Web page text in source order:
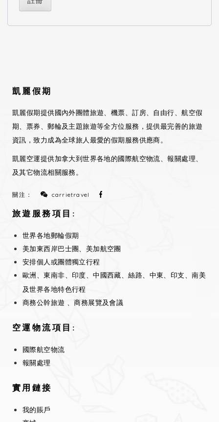
凱麗假期
凱麗假期提供國內外團體旅遊、機票、訂房、自由行、航空假
期、票券、郵輪及主題旅遊等全方位服務，提供最完善的旅遊
資訊，致力成為全球旅人最愛的假期服務供應商。
凱麗空運提供加拿大到世界各地的國際航空物流、報關處理、
及其它物流相關服務。
關注： carrietravel
旅遊服務項目:
世界各地郵輪假期
美加東西岸巴士團、美加航空團
安排個人或團體獨立行程
歐洲、東南非、印度、中國西藏、絲路、中東、印支、南美
及世界各地特色行程
商務公幹旅遊 、商務展覽及會議
空運物流項目:
國際航空物流
報關處理
實用鏈接
我的賬戶